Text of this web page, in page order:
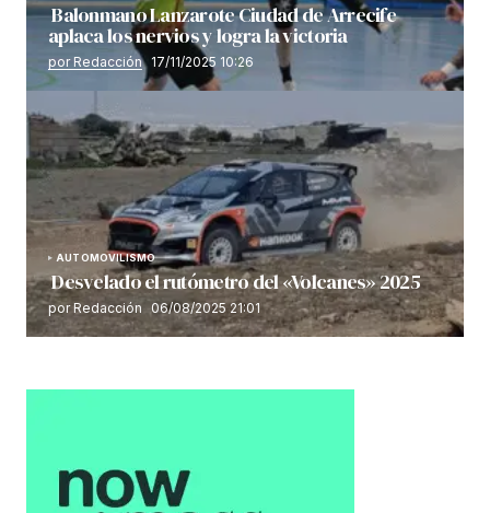
Balonmano Lanzarote Ciudad de Arrecife
aplaca los nervios y logra la victoria
por Redacción 17/11/2025 10:26
AUTOMOVILISMO
Desvelado el rutómetro del «Volcanes» 2025
por Redacción 06/08/2025 21:01